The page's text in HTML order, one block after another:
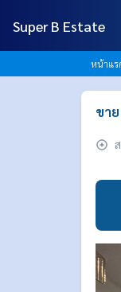
Super B Estate
หน้าแร
ขา